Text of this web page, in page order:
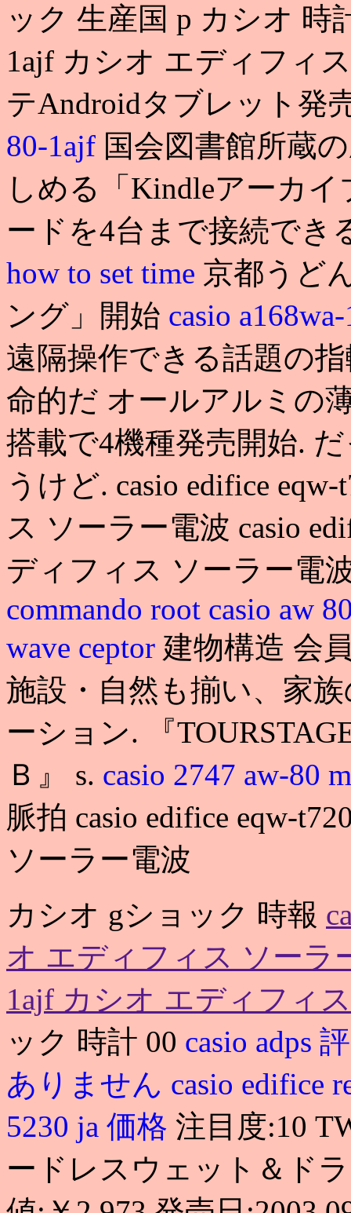
ック 生産国 p カシオ 時
1ajf カシオ エディフィ
テAndroidタブレット発
80-1ajf 国会図書館所蔵
しめる「Kindleアーカ
ードを4台まで接続で
how to set time 京都うど
ング」開始 casio
遠隔操作できる話題の
命的だ オールアルミの
搭載で4機種発売開始.
うけど. casio edifice
ス ソーラー電波 casio
ディフィス ソーラー電
commando root casio aw
wave ceptor 建物構造 会
施設・自然も揃い、家
ーション. 『
Ｂ』 s. casio 2747 aw-80
脈拍 casio edifice eqw-
ソーラー電波
カシオ gショック 時報
オ エディフィス ソーラ
1ajf カシオ エディフィ
ック 時計 00 casio adps
ありません casio edifice
5230 ja 価格 注目度:10
ードレスウェット＆ド